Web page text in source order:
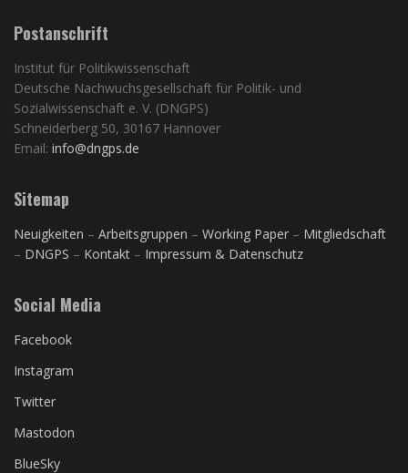
Postanschrift
Institut für Politikwissenschaft
Deutsche Nachwuchsgesellschaft für Politik- und
Sozialwissenschaft e. V. (DNGPS)
Schneiderberg 50, 30167 Hannover
Email: info@dngps.de
Sitemap
Neuigkeiten – Arbeitsgruppen – Working Paper – Mitgliedschaft
– DNGPS – Kontakt – Impressum & Datenschutz
Social Media
Facebook
Instagram
Twitter
Mastodon
BlueSky